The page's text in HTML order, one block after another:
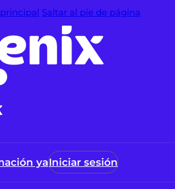
Saltar al pie de página
yaIniciar sesión